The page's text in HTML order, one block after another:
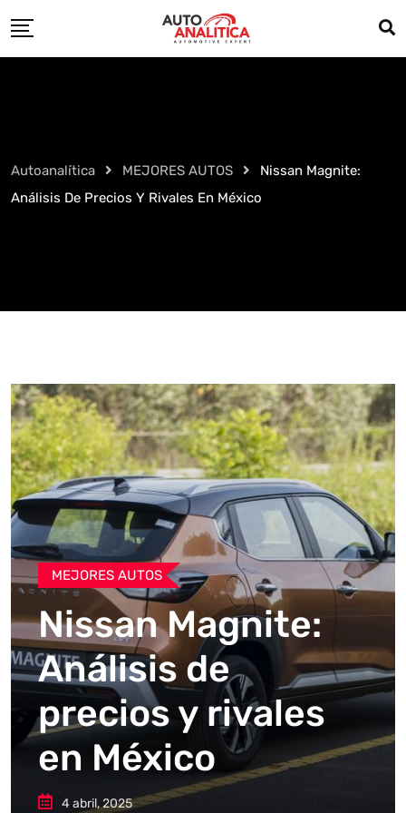
to
Autoanalítica MEJORES AUTOS
Nissan Magnite:
Análisis De Precios Y Rivales En México
MEJORES AUTOS
Nissan Magnite:
Análisis de
precios y rivales
en México
4 abril, 2025